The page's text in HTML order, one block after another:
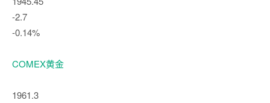
-2.7
-0.14%
COMEX黄金
1961.3